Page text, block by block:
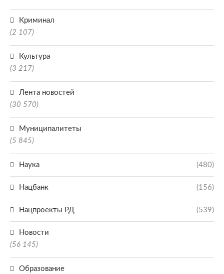
Криминал
(2 107)
Культура
(3 217)
Лента новостей
(30 570)
Муниципалитеты
(5 845)
Наука (480)
Нацбанк (156)
Нацпроекты РД (539)
Новости
(56 145)
Образование